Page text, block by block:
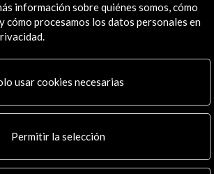
España
información sobre quiénes somos, cómo
cómo procesamos los datos personales en
usar cookies necesarias
Permitir la selección